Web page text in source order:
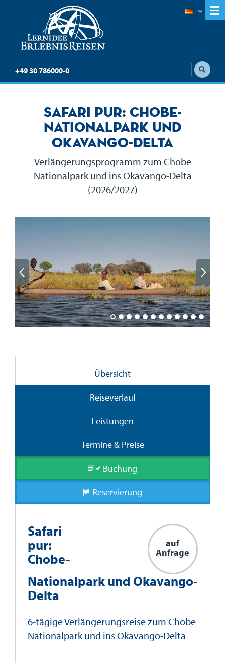
+49 30 786000-0
Safari pur: Chobe-
Nationalpark und
Okavango-Delta
Verlängerungsprogramm zum Chobe
Nationalpark und ins Okavango-Delta
(2026/2027)
Übersicht
Reiseverlauf
Leistungen
Termine & Preise
Buchung
Reservierung
auf
Anfrage
Safari
pur:
Chobe-
Nationalpark und Okavango-
Delta
6-tägige Verlängerungsreise zum Chobe
Nationalpark und ins Okavango-Delta